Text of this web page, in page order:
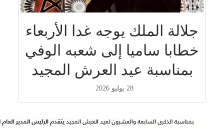
جلالة الملك يوجه غدا الأربعاء
خطابا ساميا إلى شعبه الوفي
بمناسبة عيد العرش المجيد
28 يوليو 2026